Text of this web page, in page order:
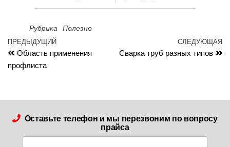
Рубрика Полезно
ПРЕДЫДУЩИЙ
Область применения
профлиста
СЛЕДУЮЩАЯ
Сварка труб разных типов
Оставьте телефон и мы перезвоним по вопросу
прайса